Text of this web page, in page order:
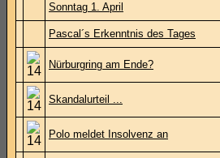
Sonntag 1. April
Pascal´s Erkenntnis des Tages
Nürburgring am Ende?
Skandalurteil ...
Polo meldet Insolvenz an